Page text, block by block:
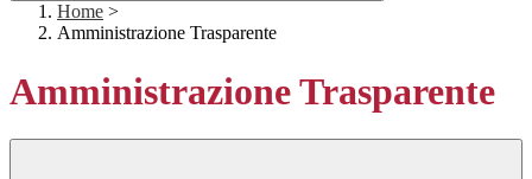
Home >
Amministrazione Trasparente
Amministrazione Trasparente